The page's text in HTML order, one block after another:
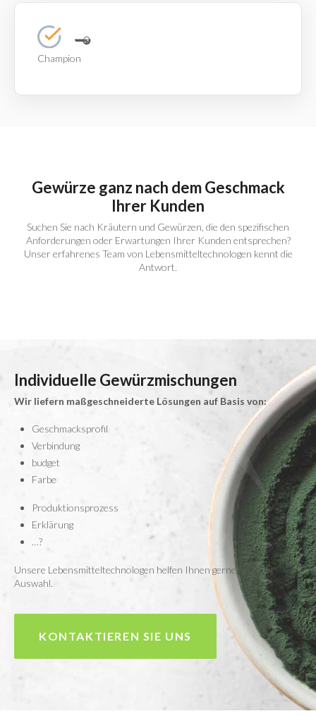
Champion
Gewürze ganz nach dem Geschmack
Ihrer Kunden
Suchen Sie nach Kräutern und Gewürzen, die den spezifischen
Anforderungen oder Erwartungen Ihrer Kunden entsprechen?
Unser erfahrenes Team von Lebensmitteltechnologen kennt die
Antwort.
Individuelle Gewürzmischungen
Wir liefern maßgeschneiderte Lösungen auf Basis von:
Geschmacksprofil
Verbindung
budget
Farbe
Produktionsprozess
Erklärung
…?
Unsere Lebensmitteltechnologen helfen Ihnen gerne bei Ihrer
Auswahl.
KONTAKTIEREN SIE UNS